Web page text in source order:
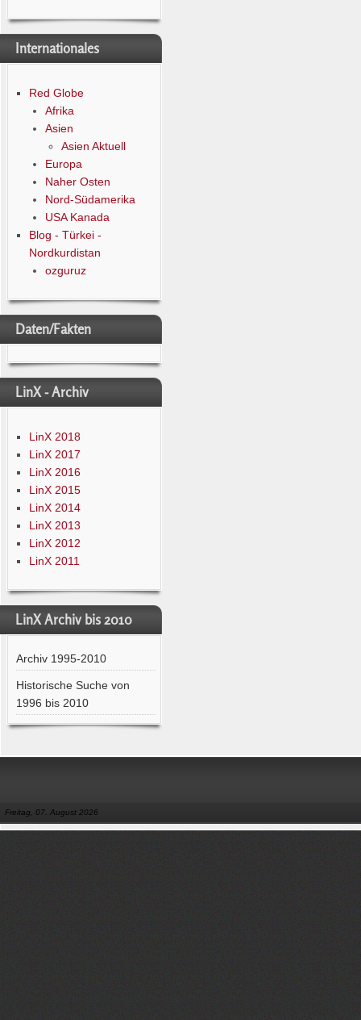
Internationales
Red Globe
Afrika
Asien
Asien Aktuell
Europa
Naher Osten
Nord-Südamerika
USA Kanada
Blog - Türkei -
Nordkurdistan
ozguruz
Daten/Fakten
LinX - Archiv
LinX 2018
LinX 2017
LinX 2016
LinX 2015
LinX 2014
LinX 2013
LinX 2012
LinX 2011
LinX Archiv bis 2010
Archiv 1995-2010
Historische Suche von
1996 bis 2010
Freitag, 07. August 2026